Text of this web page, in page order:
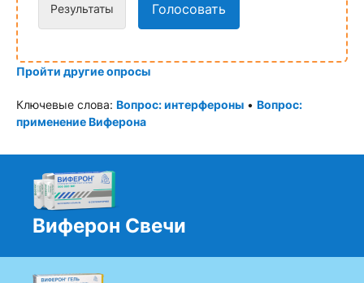
Виферон Свечи
Результаты Голосовать
Пройти другие опросы
Ключевые слова: Вопрос: интерфероны • Вопрос:
применение Виферона